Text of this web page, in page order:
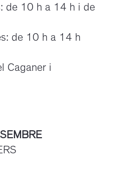
de 10 h a 14 h i de
de 10 h a 14 h
Caganer i